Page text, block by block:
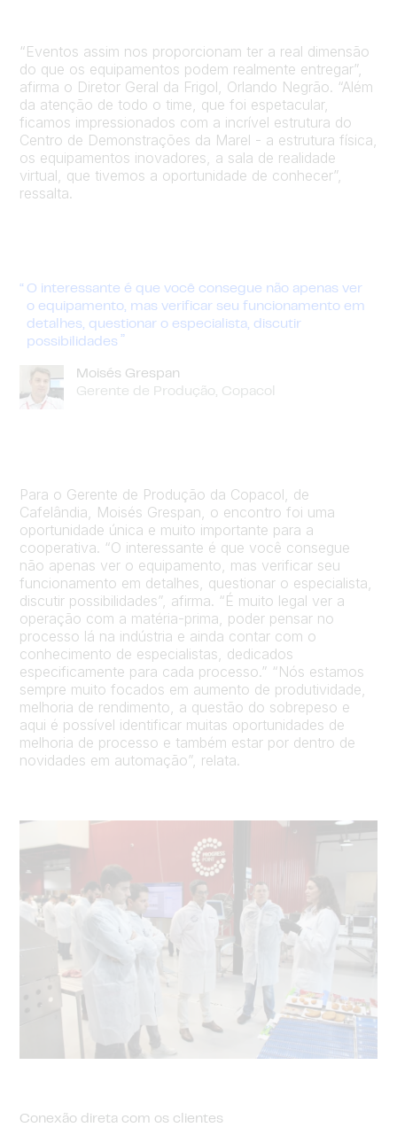
“Eventos assim nos proporcionam ter a real dimensão
do que os equipamentos podem realmente entregar”,
afirma o Diretor Geral da Frigol, Orlando Negrão. “Além
da atenção de todo o time, que foi espetacular,
ficamos impressionados com a incrível estrutura do
Centro de Demonstrações da Marel - a estrutura física,
os equipamentos inovadores, a sala de realidade
virtual, que tivemos a oportunidade de conhecer”,
ressalta.
O interessante é que você consegue não apenas ver
o equipamento, mas verificar seu funcionamento em
detalhes, questionar o especialista, discutir
possibilidades
Moisés Grespan
Gerente de Produção, Copacol
Para o Gerente de Produção da Copacol, de
Cafelândia, Moisés Grespan, o encontro foi uma
oportunidade única e muito importante para a
cooperativa. “O interessante é que você consegue
não apenas ver o equipamento, mas verificar seu
funcionamento em detalhes, questionar o especialista,
discutir possibilidades”, afirma. “É muito legal ver a
operação com a matéria-prima, poder pensar no
processo lá na indústria e ainda contar com o
conhecimento de especialistas, dedicados
especificamente para cada processo.” “Nós estamos
sempre muito focados em aumento de produtividade,
melhoria de rendimento, a questão do sobrepeso e
aqui é possível identificar muitas oportunidades de
melhoria de processo e também estar por dentro de
novidades em automação”, relata.
Conexão direta com os clientes